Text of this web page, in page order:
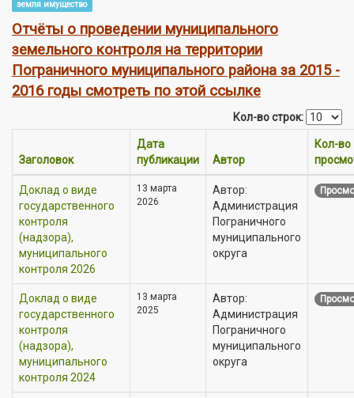
земля имущество
Отчёты о проведении муниципального
земельного контроля на территории
Пограничного муниципального района за 2015 -
2016 годы смотреть по этой ссылке
Кол-во строк:
Заголовок
Дата
публикации
Автор
Кол-во
Доклад о виде
государственного
контроля
(надзора),
муниципального
контроля 2026
13 марта
2026
Автор:
Администрация
Пограничного
муниципального
округа
Доклад о виде
государственного
контроля
(надзора),
муниципального
контроля 2024
13 марта
2025
Автор:
Администрация
Пограничного
муниципального
округа